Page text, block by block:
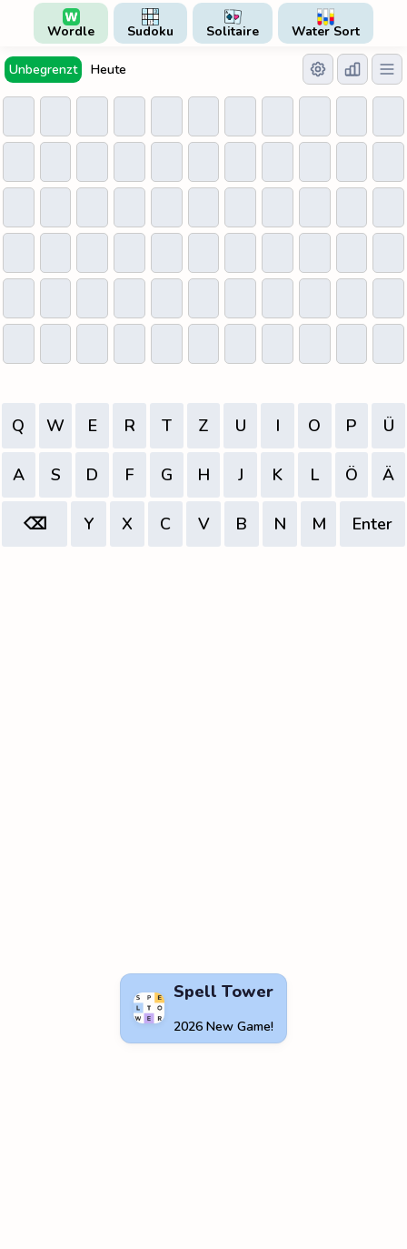
Wordle Sudoku Solitaire Water Sort
Unbegrenzt Heute
Q W E R T Z U I O P Ü
A S D F G H J K L Ö Ä
⌫ Y X C V B N M Enter
Spell Tower
2026 New Game!